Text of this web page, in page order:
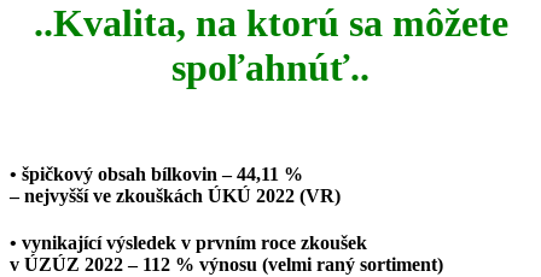
..Kvalita, na ktorú sa môžete
spoľahnúť..
• špičkový obsah bílkovin – 44,11 %
– nejvyšší ve zkouškách ÚKÚ 2022 (VR)
• vynikající výsledek v prvním roce zkoušek
v ÚZÚZ 2022 – 112 % výnosu (velmi raný sortiment)